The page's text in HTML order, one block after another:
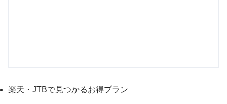
楽天・JTBで見つかるお得プラン